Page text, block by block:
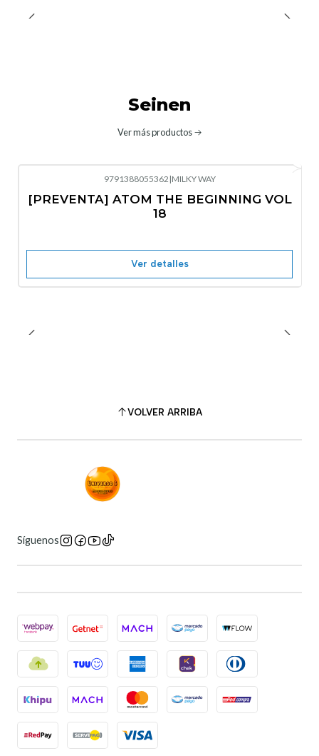
Seinen
Ver más productos
9791388055362 |MILKY WAY
[PREVENTA] ATOM THE BEGINNING VOL
18
Ver detalles
VOLVER ARRIBA
Síguenos